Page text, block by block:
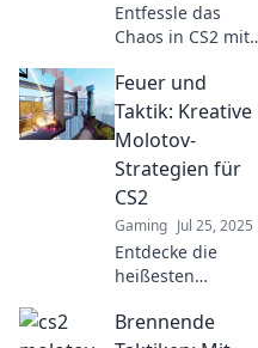
Entfessle das
Chaos in CS2 mit
Entdecke die
besten Tipps, um
das
Spielgeschehen zu
dominieren.
Feuer und
Taktik: Kreative
Molotov-
Strategien für
CS2
Gaming Jul 25, 2025
Entdecke die
heißesten
für CS2! Maximiere
Brennende